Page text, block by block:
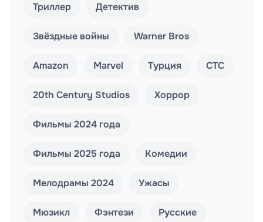
Триллер Детектив
Звёздные войны Warner Bros
Amazon Marvel Турция СТС
20th Century Studios Хоррор
Фильмы 2024 года
Фильмы 2025 года Комедии
Мелодрамы 2024 Ужасы
Мюзикл Фэнтези Русские